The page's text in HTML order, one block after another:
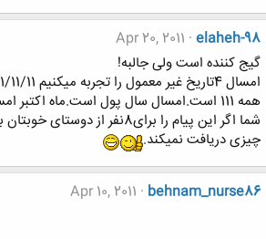
elaheh-98
Apr 20, 2011
گیج کننده است ولی جالبه!
همه 111 است.امسال سال پول است.ماه اکتبر امسال 5 یکشنبه و5 دوشنبه و 5 شنبه خواهد داشت واین اتفاق هر 823 سال رخ میدهد.این سالها به عنوان کیف پول شناخته شده اند.
چیزی دریافت نمیکند.
behnam_nurse86
Apr 10, 2011